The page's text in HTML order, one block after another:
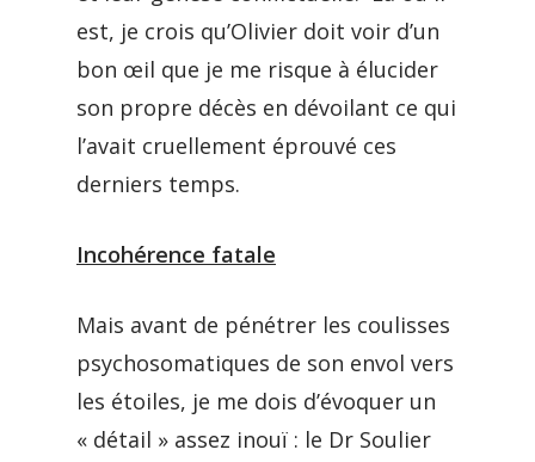
est, je crois qu’Olivier doit voir d’un
bon œil que je me risque à élucider
son propre décès en dévoilant ce qui
l’avait cruellement éprouvé ces
derniers temps.
Incohérence fatale
Mais avant de pénétrer les coulisses
psychosomatiques de son envol vers
les étoiles, je me dois d’évoquer un
« détail » assez inouï : le Dr Soulier